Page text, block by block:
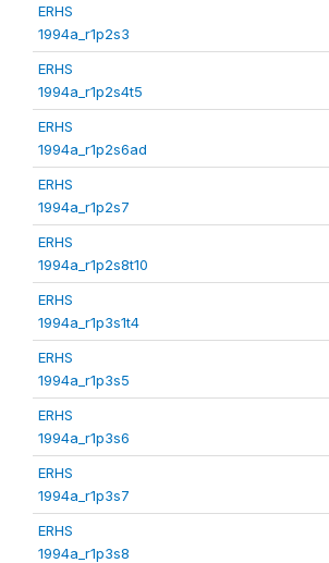
ERHS
1994a_r1p2s3
ERHS
1994a_r1p2s4t5
ERHS
1994a_r1p2s6ad
ERHS
1994a_r1p2s7
ERHS
1994a_r1p2s8t10
ERHS
1994a_r1p3s1t4
ERHS
1994a_r1p3s5
ERHS
1994a_r1p3s6
ERHS
1994a_r1p3s7
ERHS
1994a_r1p3s8